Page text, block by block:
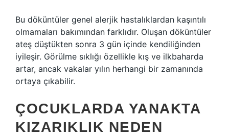
Bu döküntüler genel alerjik hastalıklardan kaşıntılı
olmamaları bakımından farklıdır. Oluşan döküntüler
ateş düştükten sonra 3 gün içinde kendiliğinden
iyileşir. Görülme sıklığı özellikle kış ve ilkbaharda
artar, ancak vakalar yılın herhangi bir zamanında
ortaya çıkabilir.
ÇOCUKLARDA YANAKTA
KIZARIKLIK NEDEN